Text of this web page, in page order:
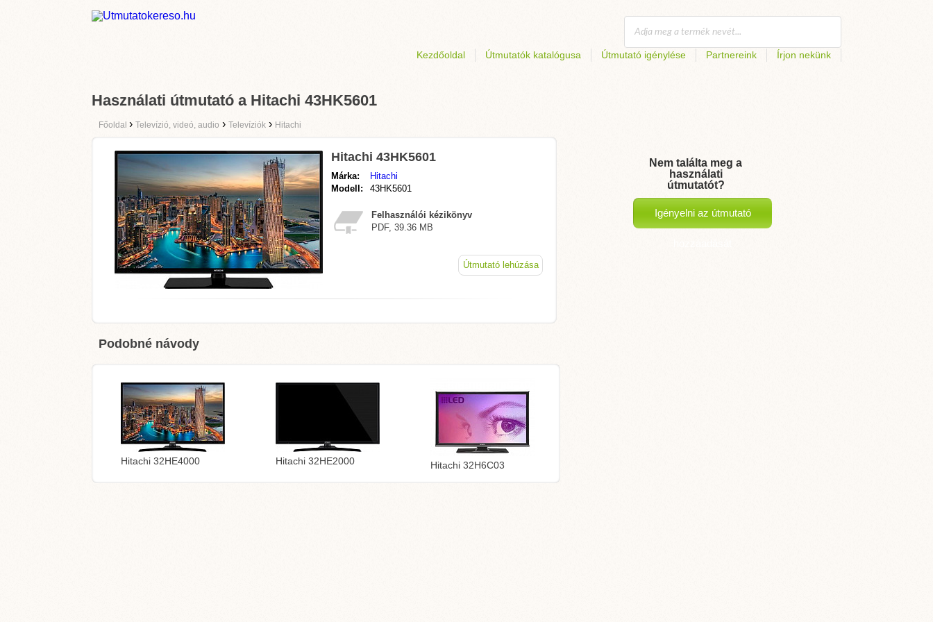
Kezdőoldal Útmutatók katalógusa Útmutató igénylése Partnereink Írjon nekünk
Használati útmutató a Hitachi 43HK5601
Főoldal › Televízió, videó, audio › Televíziók › Hitachi
Hitachi 43HK5601
Márka:
Hitachi
Modell:
43HK5601
Felhasználói kézikönyv
PDF, 39.36 MB
Útmutató lehúzása
Podobné návody
Hitachi 32HE4000 Hitachi 32HE2000 Hitachi 32H6C03
Nem találta meg a
használati
útmutatót?
Igényelni az útmutató